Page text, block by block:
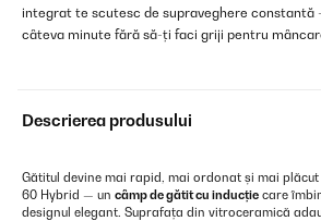
integrat te scutesc de supraveghere
câteva minute fără să-ți faci griji pentru
Descrierea produsului
Gătitul devine mai rapid, mai ordonat și mai plăcut
60 Hybrid — un câmp de gătit cu inducție care
designul elegant. Suprafața din vitroceramică